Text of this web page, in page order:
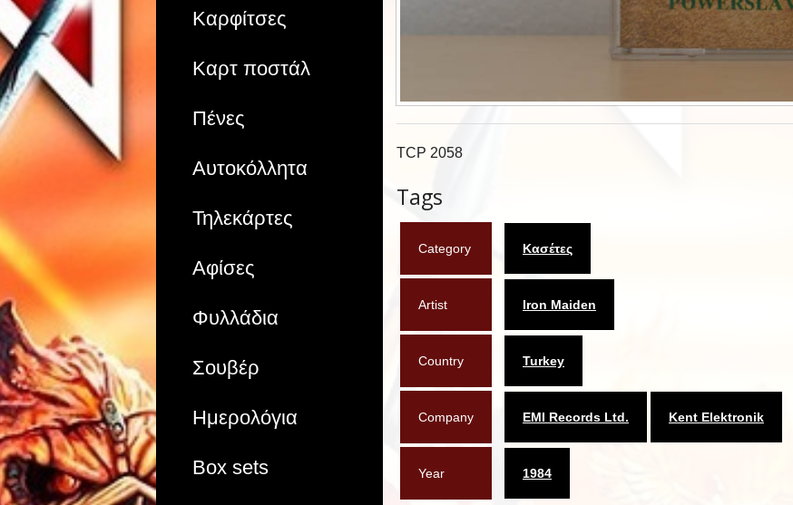
Καρφίτσες
Καρτ ποστάλ
Πένες
Αυτοκόλλητα
Τηλεκάρτες
Αφίσες
Φυλλάδια
Σουβέρ
Ημερολόγια
Box sets
TCP 2058
Tags
Category Κασέτες
Artist Iron Maiden
Country Turkey
Company EMI Records Ltd. Kent Elektronik
Year 1984